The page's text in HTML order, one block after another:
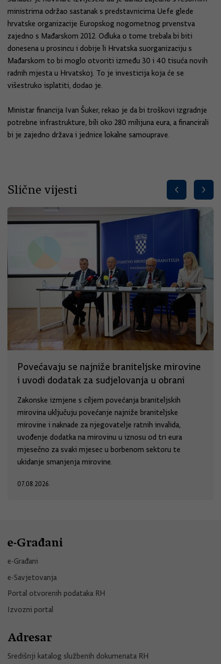
ministrima održao sastanak s predstavnicima Uefe glede
hrvatske organizacije Europskog nogometnog prvenstva
zajedno s Mađarskom 2012. Odluka o tome trebala bi biti
donesena u prosincu i dobije li Hrvatska suorganizaciju s
Mađarskom to bi moglo otvoriti između 30 i 40 tisuća novih
radnih mjesta u Hrvatskoj. To je investicija koja će se
višestruko isplatiti, dodao je.
Ministar financija Ivan Šuker, rekao je da bi troškovi izgradnje
potrebne infrastrukture, bili oko 280 milijuna eura, a financirali
bi je zajedno država i jednice lokalne samouprave.
Slične vijesti
Povećavaju se najniže braniteljske mirovine
i uvodi dodatak za sudjelovanja u obrani
Zakonske izmjene s ciljem povećanja braniteljskih
mirovina uključuju povećanje najniže braniteljske
mirovine i naknade za njegovatelje ratnih invalida,
uvođenje dodatka na mirovinu u iznosu od tri eura
mjesečno za svaki mjesec u borbenom sektoru te
ukidanje smanjenja mirovine.
07.08.2026.
e-Građani
e-Građani
e-Savjetovanja
Portal otvorenih podataka RH
Izvozni portal
Adresar
Središnji katalog službenih dokumenata RH